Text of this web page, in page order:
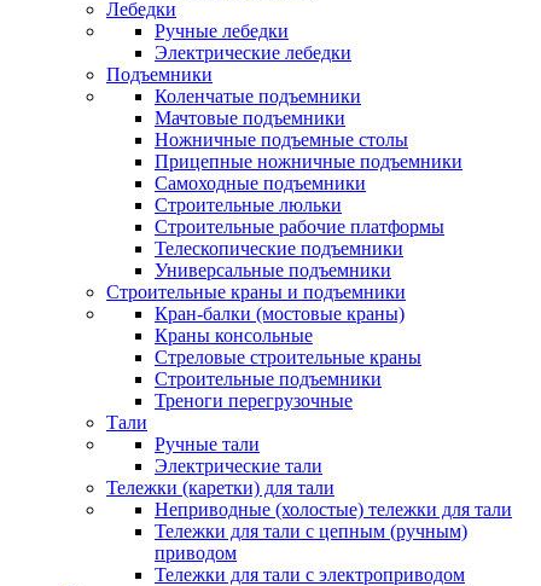
Лебедки
Ручные лебедки
Электрические лебедки
Подъемники
Коленчатые подъемники
Мачтовые подъемники
Ножничные подъемные столы
Прицепные ножничные подъемники
Самоходные подъемники
Строительные люльки
Строительные рабочие платформы
Телескопические подъемники
Универсальные подъемники
Строительные краны и подъемники
Кран-балки (мостовые краны)
Краны консольные
Стреловые строительные краны
Строительные подъемники
Треноги перегрузочные
Тали
Ручные тали
Электрические тали
Тележки (каретки) для тали
Неприводные (холостые) тележки для тали
Тележки для тали с цепным (ручным)
приводом
Тележки для тали с электроприводом